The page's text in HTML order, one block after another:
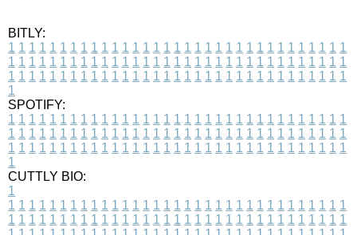
BITLY:
1 1 1 1 1 1 1 1 1 1 1 1 1 1 1 1 1 1 1 1 1 1 1 1 1 1 1 1 1 1 1 1 1
1 1 1 1 1 1 1 1 1 1 1 1 1 1 1 1 1 1 1 1 1 1 1 1 1 1 1 1 1 1 1 1 1
1 1 1 1 1 1 1 1 1 1 1 1 1 1 1 1 1 1 1 1 1 1 1 1 1 1 1 1 1 1 1 1 1
1
SPOTIFY:
1 1 1 1 1 1 1 1 1 1 1 1 1 1 1 1 1 1 1 1 1 1 1 1 1 1 1 1 1 1 1 1 1
1 1 1 1 1 1 1 1 1 1 1 1 1 1 1 1 1 1 1 1 1 1 1 1 1 1 1 1 1 1 1 1 1
1 1 1 1 1 1 1 1 1 1 1 1 1 1 1 1 1 1 1 1 1 1 1 1 1 1 1 1 1 1 1 1 1
1
CUTTLY BIO:
1
1 1 1 1 1 1 1 1 1 1 1 1 1 1 1 1 1 1 1 1 1 1 1 1 1 1 1 1 1 1 1 1 1
1 1 1 1 1 1 1 1 1 1 1 1 1 1 1 1 1 1 1 1 1 1 1 1 1 1 1 1 1 1 1 1 1